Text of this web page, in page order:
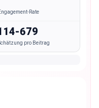
Rate
679
pro Beitrag